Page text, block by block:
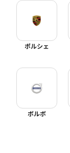
ポルシェ
ボルボ